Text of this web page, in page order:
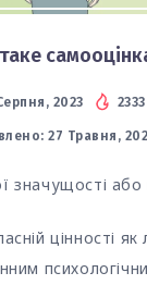
2023 2333
27 Травня,
значущості або
цінності